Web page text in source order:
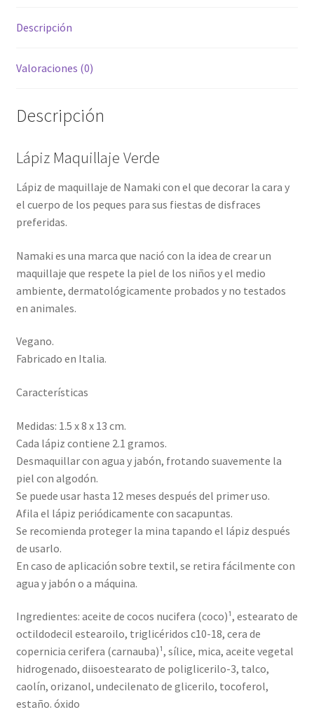
Descripción
Valoraciones (0)
Descripción
Lápiz Maquillaje Verde
Lápiz de maquillaje de Namaki con el que decorar la cara y
el cuerpo de los peques para sus fiestas de disfraces
preferidas.
Namaki es una marca que nació con la idea de crear un
maquillaje que respete la piel de los niños y el medio
ambiente, dermatológicamente probados y no testados
en animales.
Vegano.
Fabricado en Italia.
Características
Medidas: 1.5 x 8 x 13 cm.
Cada lápiz contiene 2.1 gramos.
Desmaquillar con agua y jabón, frotando suavemente la
piel con algodón.
Se puede usar hasta 12 meses después del primer uso.
Afila el lápiz periódicamente con sacapuntas.
Se recomienda proteger la mina tapando el lápiz después
de usarlo.
En caso de aplicación sobre textil, se retira fácilmente con
agua y jabón o a máquina.
Ingredientes: aceite de cocos nucifera (coco)¹, estearato de
octildodecil estearoilo, triglicéridos c10-18, cera de
copernicia cerifera (carnauba)¹, sílice, mica, aceite vegetal
hidrogenado, diisoestearato de poliglicerilo-3, talco,
caolín, orizanol, undecilenato de glicerilo, tocoferol,
estaño. óxido